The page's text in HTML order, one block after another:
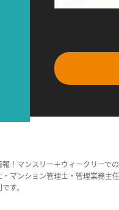
！マンスリー＋ウィークリーで
マンション管理士・管理業務
す。